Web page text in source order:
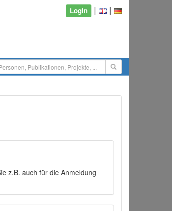
Login | |
z.B. auch für die Anmeldung